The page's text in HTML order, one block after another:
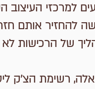
למרכזי העיצוב
להחזיר אותם
של הרכישות
רשימת הצ'ק